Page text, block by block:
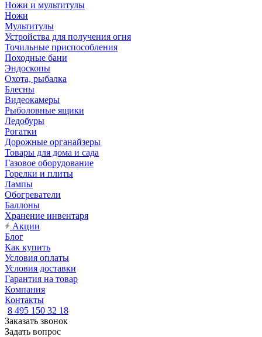
Ножи и мультитулы
Ножи
Мультитулы
Устройства для получения огня
Точильные приспособления
Походные бани
Эндоскопы
Охота, рыбалка
Блесны
Видеокамеры
Рыболовные ящики
Ледобуры
Рогатки
Дорожные органайзеры
Товары для дома и сада
Газовое оборудование
Горелки и плиты
Лампы
Обогреватели
Баллоны
Хранение инвентаря
Акции
Блог
Как купить
Условия оплаты
Условия доставки
Гарантия на товар
Компания
Контакты
8 495 150 32 18
Заказать звонок
Задать вопрос